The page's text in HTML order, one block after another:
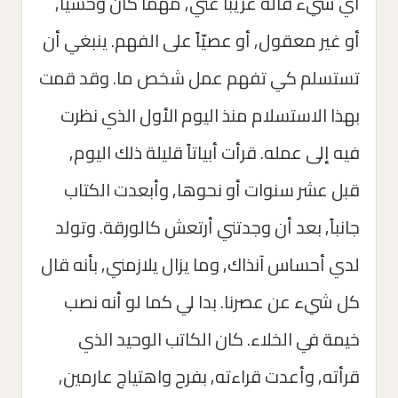
أو غير معقول, أو عصيّاً على الفهم. ينبغي أن
تستسلم كي تفهم عمل شخص ما. وقد قمت
بهذا الاستسلام منذ اليوم الأول الذي نظرت
فيه إلى عمله. قرأت أبياتاً قليلة ذلك اليوم,
قبل عشر سنوات أو نحوها, وأبعدت الكتاب
جانباً, بعد أن وجدتني أرتعش كالورقة. وتولد
لدي أحساس آنذاك, وما يزال يلازمني, بأنه قال
كل شيء عن عصرنا. بدا لي كما لو أنه نصب
خيمة في الخلاء. كان الكاتب الوحيد الذي
قرأته, وأعدت قراءته, بفرح واهتياج عارمين,